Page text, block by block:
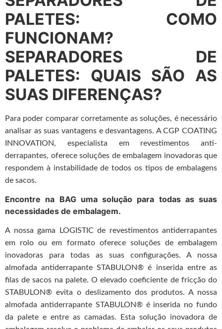
PALETES: COMO
FUNCIONAM?
SEPARADORES DE
PALETES: QUAIS SÃO AS
SUAS DIFERENÇAS?
Para poder comparar corretamente as soluções, é necessário
analisar as suas vantagens e desvantagens. A CGP COATING
INNOVATION, especialista em revestimentos anti-
derrapantes, oferece soluções de embalagem inovadoras que
respondem à instabilidade de todos os tipos de embalagens
de sacos.
Encontre na BAG uma solução para todas as suas
necessidades de embalagem.
A nossa gama LOGISTIC de revestimentos antiderrapantes
em rolo ou em formato oferece soluções de embalagem
inovadoras para todas as suas configurações. A nossa
almofada antiderrapante STABULON® é inserida entre as
filas de sacos na palete. O elevado coeficiente de fricção do
STABULON® evita o deslizamento dos produtos. A nossa
almofada antiderrapante STABULON® é inserida no fundo
da palete e entre as camadas. Esta solução inovadora de